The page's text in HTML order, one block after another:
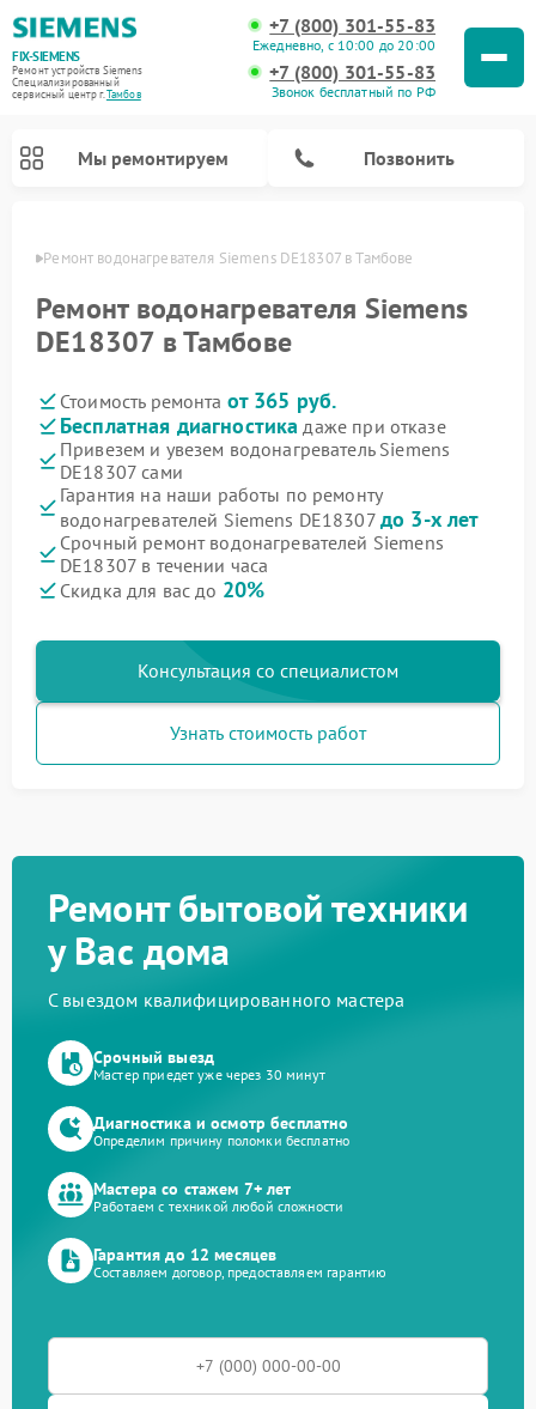
FIX-SIEMENS
Ремонт устройств Siemens
Специализированный
cервисный центр г.Тамбов
+7 (800) 301-55-83
Ежедневно, с 10:00 до 20:00
+7 (800) 301-55-83
Звонок бесплатный по РФ
Мы ремонтируем Позвонить
Ремонт водонагревателя Siemens DE18307 в Тамбове
Ремонт водонагревателя Siemens
DE18307 в Тамбове
Стоимость ремонта от 365 руб.
Бесплатная диагностика даже при отказе
Привезем и увезем водонагреватель Siemens
DE18307 сами
Гарантия на наши работы по ремонту
водонагревателей Siemens DE18307 до 3-х лет
Срочный ремонт водонагревателей Siemens
DE18307 в течении часа
Скидка для вас до 20%
Консультация со специалистом
Узнать стоимость работ
Ремонт бытовой техники
у Вас дома
С выездом квалифицированного мастера
Срочный выезд
Мастер приедет уже через 30 минут
Диагностика и осмотр бесплатно
Определим причину поломки бесплатно
Мастера со стажем 7+ лет
Работаем с техникой любой сложности
Гарантия до 12 месяцев
Составляем договор, предоставляем гарантию